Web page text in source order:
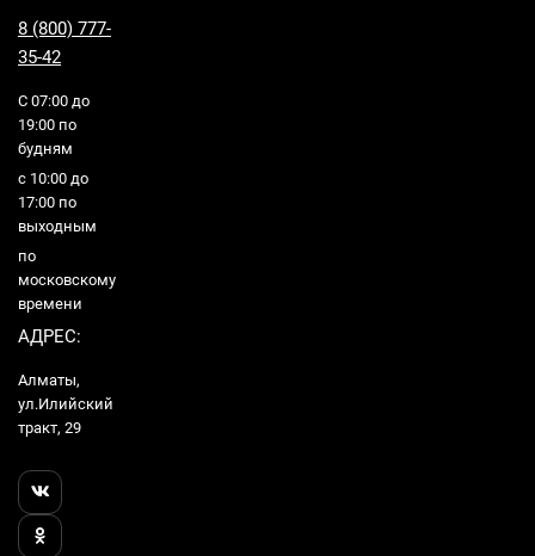
8 (800) 777-
35-42
С 07:00 до
19:00 по
будням
с 10:00 до
17:00 по
выходным
по
московскому
времени
АДРЕС:
Алматы,
ул.Илийский
тракт, 29